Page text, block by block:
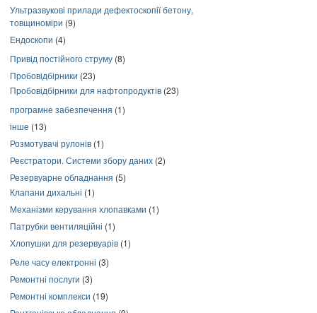
Ультразвукові прилади дефектоскопії бетону,
товщиноміри (9)
Ендоскопи (4)
Привід постійного струму (8)
Пробовідбірники (23)
Пробовідбірники для нафтопродуктів (23)
програмне забезпечення (1)
інше (13)
Розмотувачі рулонів (1)
Реєстратори. Системи збору даних (2)
Резервуарне обладнання (5)
Клапани дихальні (1)
Механізми керування хлопавками (1)
Патрубки вентиляційні (1)
Хлопушки для резервуарів (1)
Реле часу електронні (3)
Ремонтні послуги (3)
Ремонтні комплекси (19)